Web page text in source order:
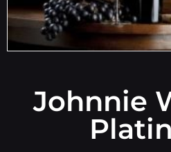
Johnnie